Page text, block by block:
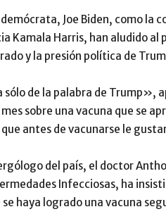
Joe Biden, como la
Kamala Harris, han aludido al
y la presión política de
de la palabra de Trump»,
sobre una vacuna que se
que antes de vacunarse le
del país, el doctor
Infecciosas, ha
se haya logrado una vacuna